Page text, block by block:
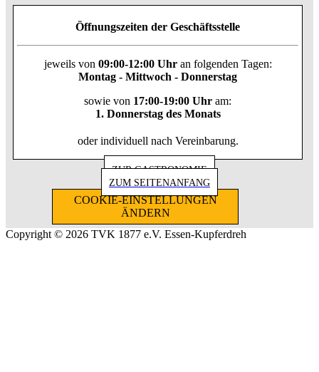
Öffnungszeiten der Geschäftsstelle
jeweils von 09:00-12:00 Uhran folgenden Tagen:
Montag - Mittwoch - Donnerstag
sowie von 17:00-19:00 Uhr am:
1. Donnerstag des Monats
oder individuell nach Vereinbarung.
ZUR GASTRONOMIE
ZUM SEITENANFANG
COOKIE-EINSTELLUNGEN
ÄNDERN
Copyright © 2026 TVK 1877 e.V. Essen-Kupferdreh